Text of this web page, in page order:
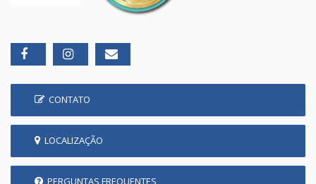
CONTATO
LOCALIZAÇÃO
PERGUNTAS FREQUENTES